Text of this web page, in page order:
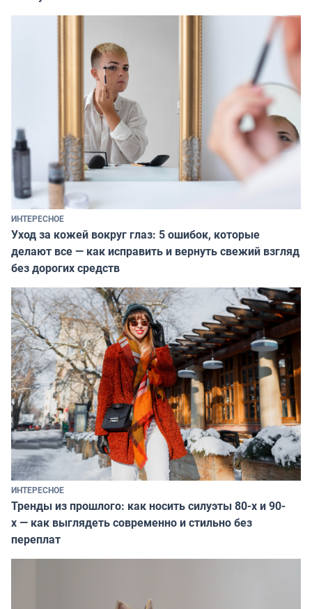
ИНТЕРЕСНОЕ
Уход за кожей вокруг глаз: 5 ошибок, которые
делают все — как исправить и вернуть свежий взгляд
без дорогих средств
ИНТЕРЕСНОЕ
Тренды из прошлого: как носить силуэты 80-х и 90-
х — как выглядеть современно и стильно без
переплат